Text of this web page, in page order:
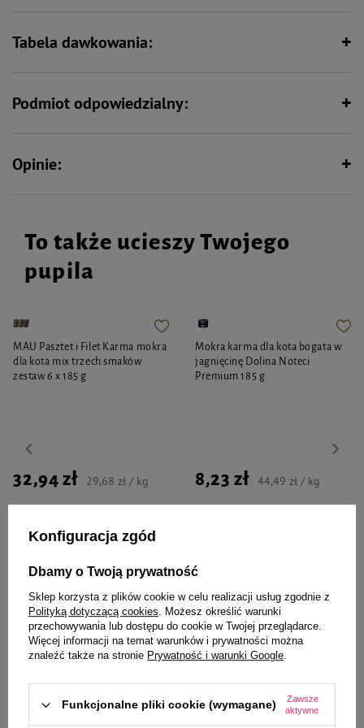
Tabela dawkowania:
Podmiot odpowiedzialny:
Opinie:
To także ucieszy Twojego
pupila
MAU Pasztet i Filet Karma mokra
dla kota mix trzech smaków
zestaw 6 x 185 g
32,94 zł 29,68 zł / kg
Mokra karma dla kota bogata w
jagnięcinę Dolina Noteci
Premium 185 g
8,23 zł 44,49 zł / kg
Wybrane specjalnie dla
Ciebie i Twojego czworonoga
Konfiguracja zgód
Dbamy o Twoją prywatność
Sklep korzysta z plików cookie w celu realizacji usług zgodnie z
Polityką dotyczącą cookies. Możesz określić warunki
przechowywania lub dostępu do cookie w Twojej przeglądarce.
Więcej informacji na temat warunków i prywatności można
znaleźć także na stronie Prywatność i warunki Google.
Funkcjonalne pliki cookie (wymagane)
Zawsze
aktywne